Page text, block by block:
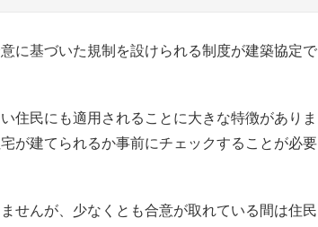
に基づいた規制を設けられる制度が建築協定で
住民にも適用されることに大きな特徴がありま
が建てられるか事前にチェックすることが必要
せんが、少なくとも合意が取れている間は住民